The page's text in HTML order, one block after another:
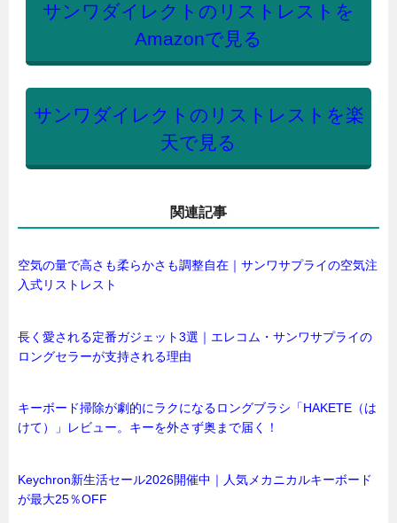
サンワダイレクトのリストレストを
Amazonで見る
サンワダイレクトのリストレストを楽
天で見る
関連記事
空気の量で高さも柔らかさも調整自在｜サンワサプライの空気注
入式リストレスト
長く愛される定番ガジェット3選｜エレコム・サンワサプライの
ロングセラーが支持される理由
キーボード掃除が劇的にラクになるロングブラシ「HAKETE（は
けて）」レビュー。キーを外さず奥まで届く！
Keychron新生活セール2026開催中｜人気メカニカルキーボード
が最大25％OFF